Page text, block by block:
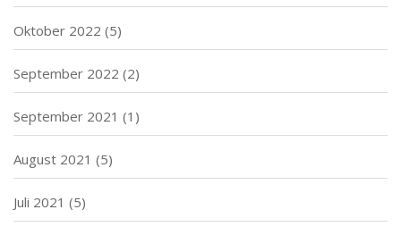
Oktober 2022 (5)
September 2022 (2)
September 2021 (1)
August 2021 (5)
Juli 2021 (5)